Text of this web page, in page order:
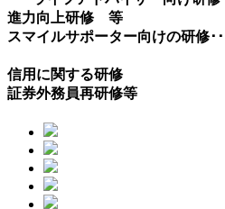
進力向上研修 等
スマイルサポーター向けの研修
信用に関する研修
証券外務員再研修等